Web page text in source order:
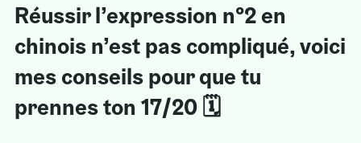
Réussir l’expression n°2 en
chinois n’est pas compliqué, voici
mes conseils pour que tu
prennes ton 17/20 🗓